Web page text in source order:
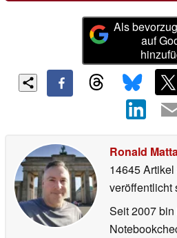
Als
auf
Ronald
14645
veröffentlicht
Seit 2007